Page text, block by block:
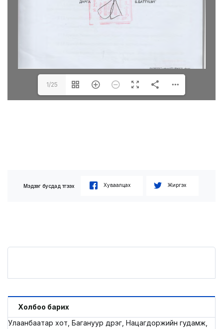
1/25
Мэдээг бусдад түгээх Хуваалцах Жиргэх
Холбоо барих
Улаанбаатар хот, Багануур дүүрэг, Нацагдоржийн гудамж,